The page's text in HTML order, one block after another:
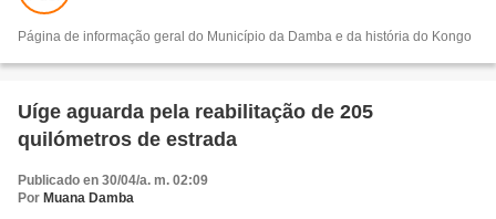
Página de informação geral do Município da Damba e da história do Kongo
Uíge aguarda pela reabilitação de 205
quilómetros de estrada
Publicado en 30/04/a. m. 02:09
Por Muana Damba